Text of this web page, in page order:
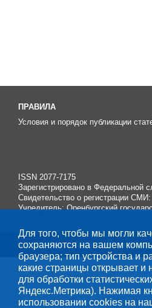
ПРАВИЛА
Условия и порядок публикации
ISSN 2077-7175
Зарегистрировано в Федеральной
Свидетельство о регистрации
Учредитель: Оренбургский
Все права защищены © Разработка
Для того, чтобы мы могли
сохраняются на вашем
браузера; тип устройства и
какие страницы открывает и
для обработки
Яндекс.Метрика). Нажимая
использовании cookies на